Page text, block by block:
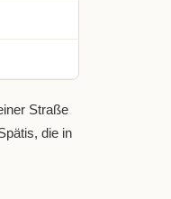
Straße
die in